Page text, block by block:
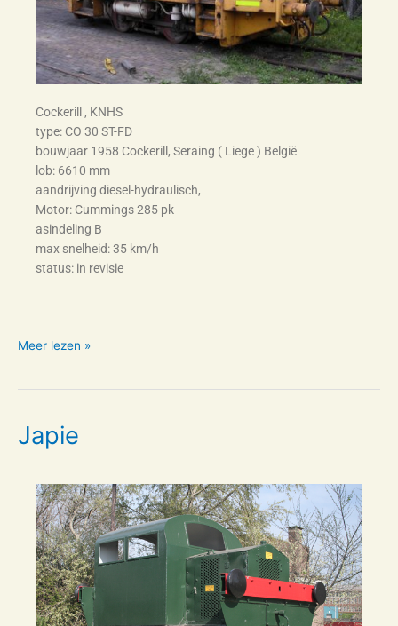
Cockerill , KNHS
type: CO 30 ST-FD
bouwjaar 1958 Cockerill, Seraing ( Liege ) België
lob: 6610 mm
aandrijving diesel-hydraulisch,
Motor: Cummings 285 pk
asindeling B
max snelheid: 35 km/h
status: in revisie
Meer lezen »
Japie
Japie